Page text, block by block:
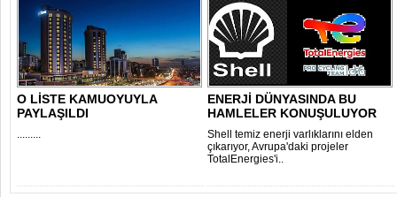
O LİSTE KAMUOYUYLA
PAYLAŞILDI
.........
ENERJİ DÜNYASINDA BU
HAMLELER KONUŞULUYOR
Shell temiz enerji varlıklarını elden
çıkarıyor, Avrupa'daki projeler
TotalEnergies'i..